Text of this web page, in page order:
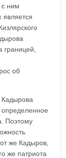
ним
является
границей,
об
Кадырова
Поэтому
же Кадыров,
же патриота